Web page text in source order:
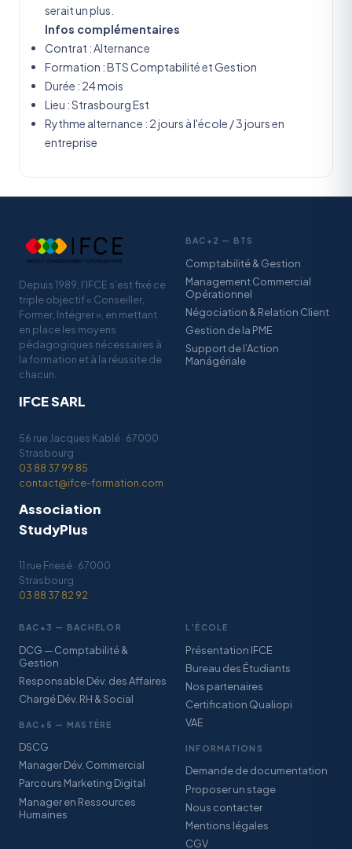
serait un plus.
Infos complémentaires
Contrat : Alternance
Formation : BTS Comptabilité et Gestion
Durée : 24 mois
Lieu : Strasbourg Est
Rythme alternance : 2 jours à l'école / 3 jours en
entreprise
Depuis 1989, l’IFCE s’est fixé ce
triple objectif « Conseiller,
Former, Intégrer », en mettant
en place les moyens
pédagogiques nécessaires à
la formation et à la réussite de
chacun.
IFCE SARL
56 rue Jacques Kablé · 67000
Strasbourg
03 88 37 99 85
contact@ifce-formation.com
Association
StudyPlus
11 rue Friesé · 67000
Strasbourg
03 88 37 82 92
BAC+2 — BTS
Comptabilité & Gestion
Management Commercial
Opérationnel
Négociation & Relation Client
Gestion de la PME
Support de l’Action
Manágériale
BAC+3 — BACHELOR
DCG — Comptabilité &
Gestion
Responsable Dév. des Affaires
Chargé Dév. RH & Social
BAC+5 — MASTÈRE
DSCG
Manager Dév. Commercial
Parcours Marketing Digital
Manager en Ressources
Humaines
L’ÉCOLE
Présentation IFCE
Bureau des Étudiants
Nos partenaires
Certification Qualiopi
VAE
INFORMATIONS
Demande de documentation
Proposer un stage
Nous contacter
Mentions légales
CGV